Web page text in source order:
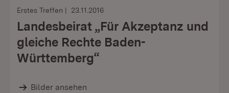
Erstes Treffen 23.11.2016
Landesbeirat „Für Akzeptanz und
gleiche Rechte Baden-
Württemberg“
Bilder ansehen